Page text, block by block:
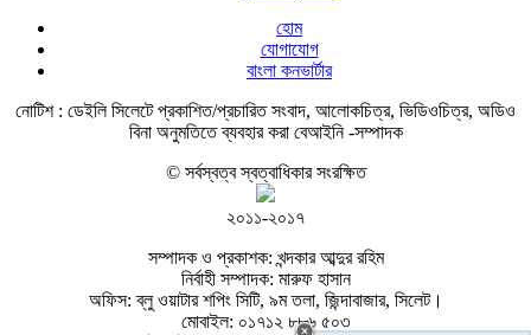
হোম
যোগাযোগ
বাংলা কনভার্টার
নোটিশ : ডেইলি সিলেটে প্রকাশিত/প্রচারিত সংবাদ, আলোকচিত্র, ভিডিওচিত্র, অডিও
বিনা অনুমতিতে ব্যবহার করা বেআইনি -সম্পাদক
© সর্বস্বত্ব স্বত্বাধিকার সংরক্ষিত
২০১১-২০১৭
সম্পাদক ও প্রকাশক: খন্দকার আব্দুর রহিম
নির্বাহী সম্পাদক: মারুফ হাসান
অফিস: ব্লু ওয়াটার শপিং সিটি, ৯ম তলা, জিন্দাবাজার, সিলেট।
মোবাইল: ০১৭১২ ৮৮৬ ৫০৩